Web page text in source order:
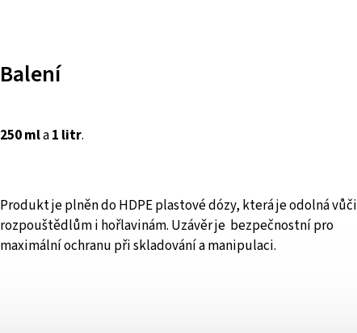
Balení
250 mla1 litr.
Produkt je plněn do HDPE plastové dózy, která je odolná vůči
rozpouštědlům i hořlavinám. Uzávěr je bezpečnostní pro
maximální ochranu při skladování a manipulaci.